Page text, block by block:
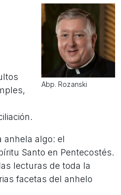
Abp. Rozanski
anhela algo: el
Santo en Pentecostés.
lecturas de toda la
facetas del anhelo